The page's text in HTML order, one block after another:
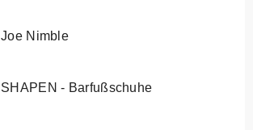
Joe Nimble
SHAPEN - Barfußschuhe